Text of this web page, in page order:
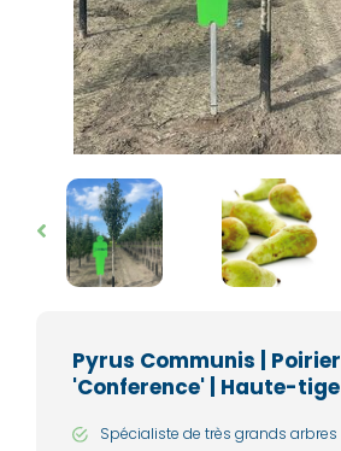
Pyrus Communis | Poirier
'Conference' | Haute-tige
Spécialiste de très grands arbres